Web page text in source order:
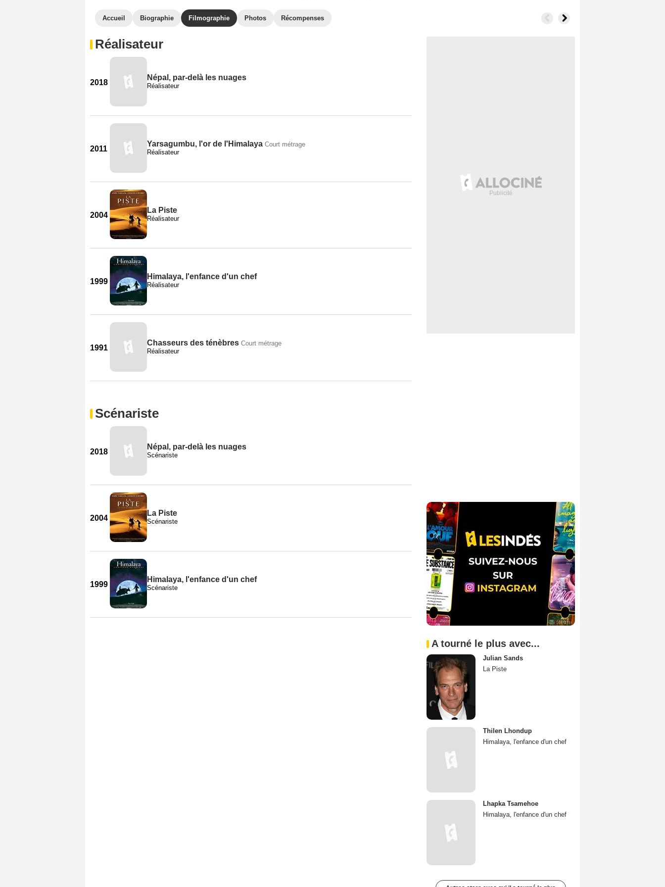
Accueil Biographie Filmographie Photos Récompenses
Réalisateur
2018
Népal, par-delà les nuages
Réalisateur
2011
Yarsagumbu, l'or de l'Himalaya Court métrage
Réalisateur
2004
La Piste
Réalisateur
1999
Himalaya, l'enfance d'un chef
Réalisateur
1991
Chasseurs des ténèbres Court métrage
Réalisateur
Scénariste
2018
Népal, par-delà les nuages
Scénariste
2004
La Piste
Scénariste
1999
Himalaya, l'enfance d'un chef
Scénariste
A tourné le plus avec...
Julian Sands
La Piste
Thilen Lhondup
Himalaya, l'enfance d'un chef
Lhapka Tsamehoe
Himalaya, l'enfance d'un chef